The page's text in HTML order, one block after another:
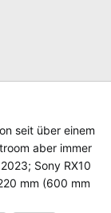
seit über einem
aber immer
Sony RX10
mm (600 mm